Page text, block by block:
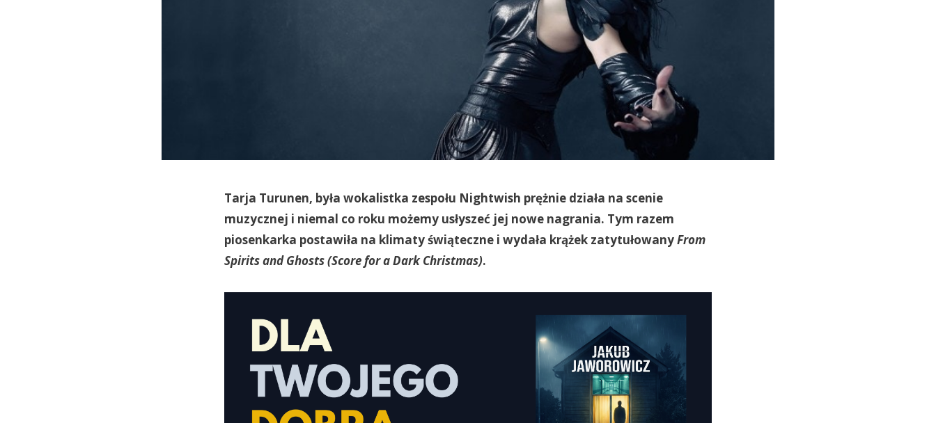
Tarja Turunen, była wokalistka zespołu Nightwish prężnie działa na scenie
muzycznej i niemal co roku możemy usłyszeć jej nowe nagrania. Tym razem
piosenkarka postawiła na klimaty świąteczne i wydała krążek zatytułowanyFrom
Spirits and Ghosts (Score for a Dark Christmas).